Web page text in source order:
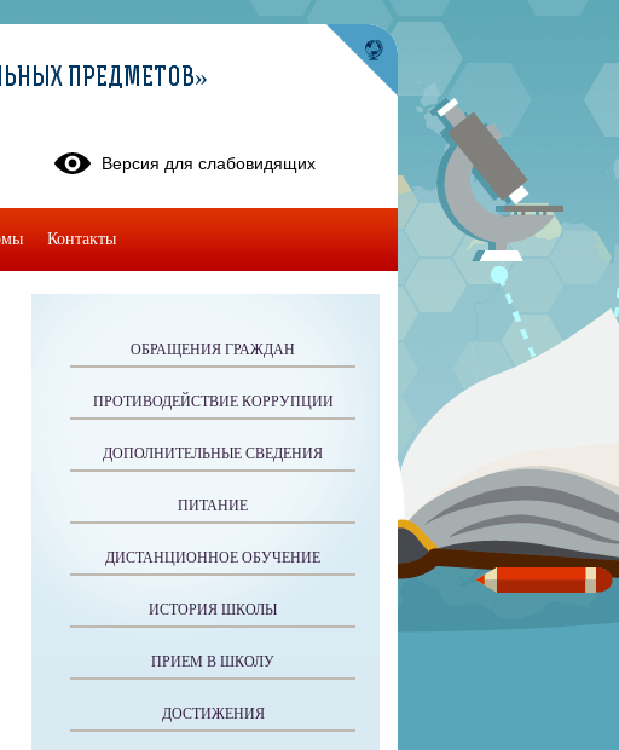
ОБРАЩЕНИЯ ГРАЖДАН
ПРОТИВОДЕЙСТВИЕ КОРРУПЦИИ
ДОПОЛНИТЕЛЬНЫЕ СВЕДЕНИЯ
ПИТАНИЕ
ДИСТАНЦИОННОЕ ОБУЧЕНИЕ
ИСТОРИЯ ШКОЛЫ
ПРИЕМ В ШКОЛУ
ДОСТИЖЕНИЯ
ПРЕДМЕТОВ»
Версия для слабовидящих
Контакты